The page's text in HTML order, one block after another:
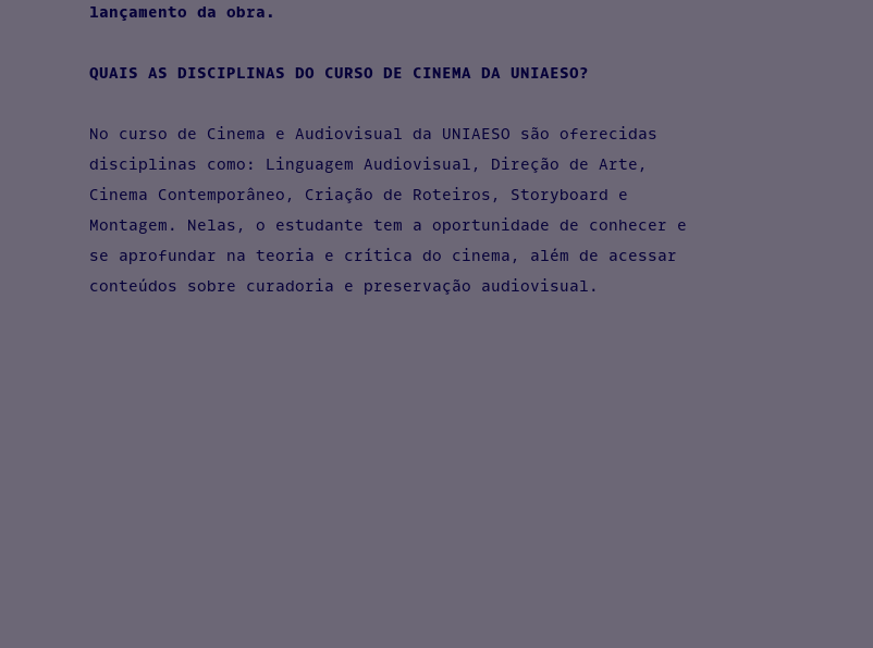
lançamento da obra.
QUAIS AS DISCIPLINAS DO CURSO DE CINEMA DA UNIAESO?
No curso de Cinema e Audiovisual da UNIAESO são oferecidas
disciplinas como: Linguagem Audiovisual, Direção de Arte,
Cinema Contemporâneo, Criação de Roteiros, Storyboard e
Montagem. Nelas, o estudante tem a oportunidade de conhecer e
se aprofundar na teoria e crítica do cinema, além de acessar
conteúdos sobre curadoria e preservação audiovisual.